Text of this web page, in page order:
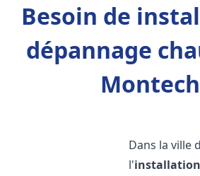
Besoin de
dépannage
Dans la ville
l'